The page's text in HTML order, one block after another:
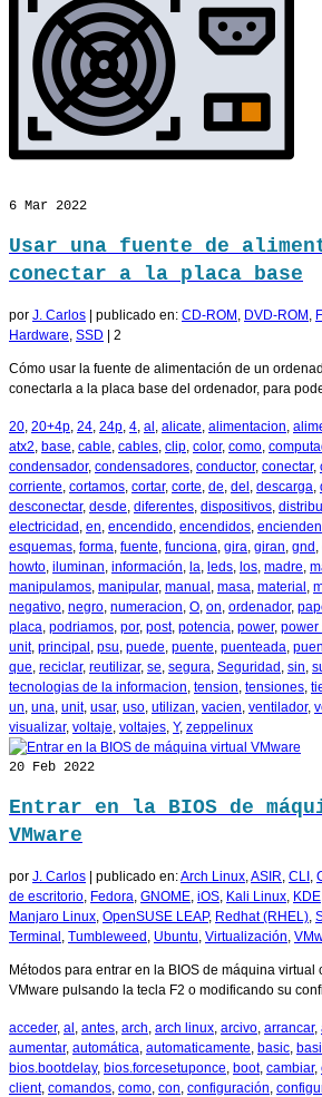
6 Mar 2022
Usar una fuente de
conectar a la placa base
por J. Carlos publicado en: CD-ROM , DVD-ROM ,
Hardware, SSD 2
Cómo usar la fuente de alimentación de un
conectarla a la placa base del ordenador, para
20, 20+4p, 24, 24p, 4, al , alicate, alimentacion,
atx2, base, cable, cables, clip, color, como,
condensador, condensadores, conductor, conectar,
corriente, cortamos, cortar, corte, de, del , descarga,
desconectar, desde, diferentes, dispositivos,
electricidad , en, encendido, encendidos, encienden
esquemas, forma, fuente, funciona, gira, giran, gnd ,
howto, iluminan, información, la, leds, los, madre,
manipulamos, manipular, manual , masa, material ,
negativo, negro, numeracion, O, on, ordenador,
placa, podriamos, por, post, potencia, power, power
unit, principal , psu, puede, puente, puenteada,
que, reciclar, reutilizar, se, segura, Seguridad , sin,
tecnologias de la informacion, tension, tensiones,
un, una, unit, usar, uso, utilizan, vacien, ventilador,
visualizar, voltaje, voltajes, Y, zeppelinux
20 Feb 2022
Entrar en la BIOS de
VMware
por J. Carlos | publicado en:Arch Linux ASIR CLI
de escritorio Fedora GNOME iOS Kali Linux KDE
Manjaro Linux OpenSUSE LEAP, Redhat (RHEL)
Terminal Tumbleweed Ubuntu Virtualización
Métodos para entrar en la BIOS de máquina
VMware pulsando la tecla F2 o modificando su
acceder, al antes arch arch linux arcivo arrancar,
aumentar, automática automaticamente basic
bios.bootdelay, bios.forcesetuponce boot, cambiar,
client, comandos como con configuración